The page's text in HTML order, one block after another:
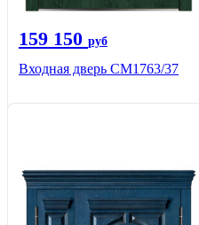
159 150 руб
Входная дверь СМ1763/37